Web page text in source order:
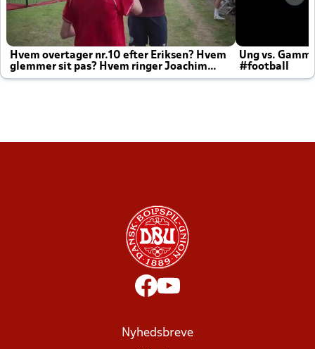
Hvem overtager nr.10 efter Eriksen? Hvem
glemmer sit pas? Hvem ringer Joachim
altid til efter kampe?
Ung vs.
#football
Nyhedsbreve